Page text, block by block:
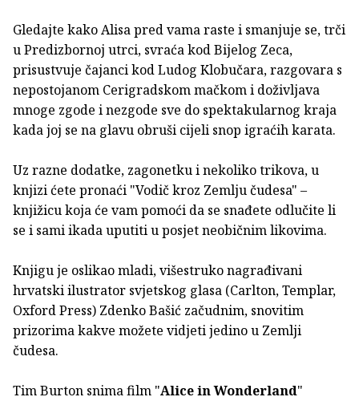
Gledajte kako Alisa pred vama raste i smanjuje se, trči
u Predizbornoj utrci, svraća kod Bijelog Zeca,
prisustvuje čajanci kod Ludog Klobučara, razgovara s
nepostojanom Cerigradskom mačkom i doživljava
mnoge zgode i nezgode sve do spektakularnog kraja
kada joj se na glavu obruši cijeli snop igraćih karata.
Uz razne dodatke, zagonetku i nekoliko trikova, u
knjizi ćete pronaći "Vodič kroz Zemlju čudesa" –
knjižicu koja će vam pomoći da se snađete odlučite li
se i sami ikada uputiti u posjet neobičnim likovima.
Knjigu je oslikao mladi, višestruko nagrađivani
hrvatski ilustrator svjetskog glasa (Carlton, Templar,
Oxford Press) Zdenko Bašić začudnim, snovitim
prizorima kakve možete vidjeti jedino u Zemlji
čudesa.
Tim Burton snima film "Alice in Wonderland"